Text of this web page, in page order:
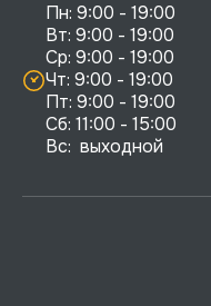
Пн: 9:00 - 19:00
Вт: 9:00 - 19:00
Ср: 9:00 - 19:00
Чт: 9:00 - 19:00
Пт: 9:00 - 19:00
Сб: 11:00 - 15:00
Вс:  выходной